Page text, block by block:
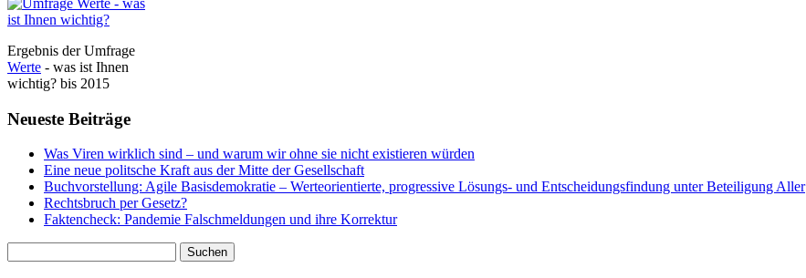
Ergebnis der Umfrage
Werte - was ist Ihnen
wichtig? bis 2015
Neueste Beiträge
Was Viren wirklich sind – und warum wir ohne sie nicht existieren würden
Eine neue politsche Kraft aus der Mitte der Gesellschaft
Buchvorstellung: Agile Basisdemokratie – Werteorientierte, progressive Lösungs- und Entscheidungsfindung unter Beteiligung Aller
Rechtsbruch per Gesetz?
Faktencheck: Pandemie Falschmeldungen und ihre Korrektur
nach: